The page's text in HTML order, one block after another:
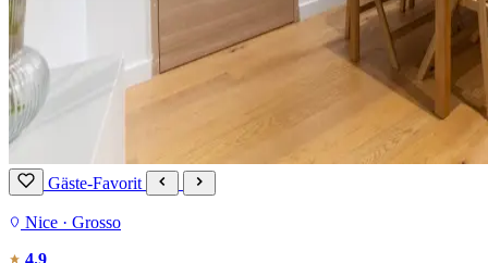
Gäste-Favorit
Nice · Grosso
4.9